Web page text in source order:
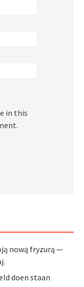
in this
nową fryzurą —
doen staan